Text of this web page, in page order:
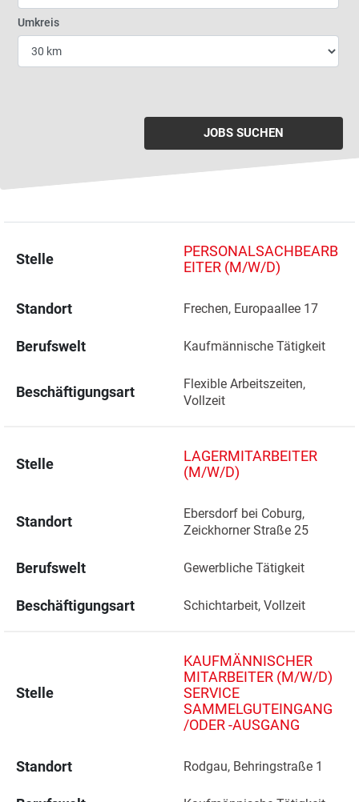
Umkreis
Wählen Sie den Umkreis für die Jobsuche
JOBS SUCHEN
Stelle
PERSONALSACHBEARB
EITER (M/W/D)
Standort Frechen, Europaallee 17
Berufswelt Kaufmännische Tätigkeit
Beschäftigungsart
Flexible Arbeitszeiten,
Vollzeit
Stelle
LAGERMITARBEITER
(M/W/D)
Standort
Ebersdorf bei Coburg,
Zeickhorner Straße 25
Berufswelt Gewerbliche Tätigkeit
Beschäftigungsart Schichtarbeit, Vollzeit
Stelle
KAUFMÄNNISCHER
MITARBEITER (M/W/D)
SERVICE
SAMMELGUTEINGANG
/ODER -AUSGANG
Standort Rodgau, Behringstraße 1